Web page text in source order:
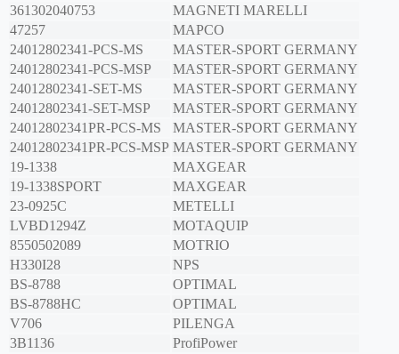
361302040753
MAGNETI MARELLI
47257
MAPCO
24012802341-PCS-MS
MASTER-SPORT GERMANY
24012802341-PCS-MSP
MASTER-SPORT GERMANY
24012802341-SET-MS
MASTER-SPORT GERMANY
24012802341-SET-MSP
MASTER-SPORT GERMANY
24012802341PR-PCS-MS
MASTER-SPORT GERMANY
24012802341PR-PCS-MSP MASTER-SPORT GERMANY
19-1338
MAXGEAR
19-1338SPORT
MAXGEAR
23-0925C
METELLI
LVBD1294Z
MOTAQUIP
8550502089
MOTRIO
H330I28
NPS
BS-8788
OPTIMAL
BS-8788HC
OPTIMAL
V706
PILENGA
3B1136
ProfiPower